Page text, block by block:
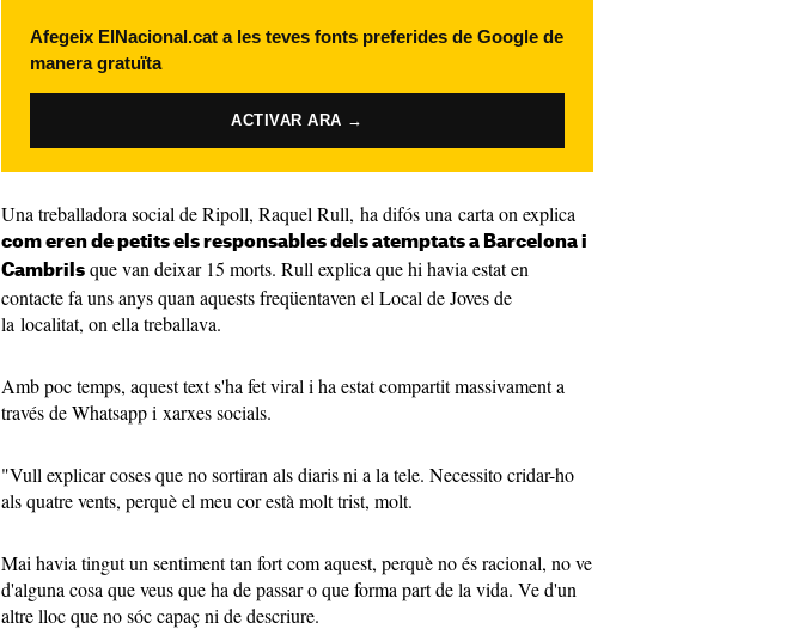
Afegeix ElNacional.cat a les teves fonts preferides de Google de
manera gratuïta
ACTIVAR ARA →
Una treballadora social de Ripoll, Raquel Rull, ha difós una carta on explica
com eren de petits els responsables dels atemptats a Barcelona i
Cambrils que van deixar 15 morts. Rull explica que hi havia estat en
contacte fa uns anys quan aquests freqüentaven el Local de Joves de
la localitat, on ella treballava.
Amb poc temps, aquest text s'ha fet viral i ha estat compartit massivament a
través de Whatsapp i xarxes socials.
"Vull explicar coses que no sortiran als diaris ni a la tele. Necessito cridar-ho
als quatre vents, perquè el meu cor està molt trist, molt.
Mai havia tingut un sentiment tan fort com aquest, perquè no és racional, no ve
d'alguna cosa que veus que ha de passar o que forma part de la vida. Ve d'un
altre lloc que no sóc capaç ni de descriure.